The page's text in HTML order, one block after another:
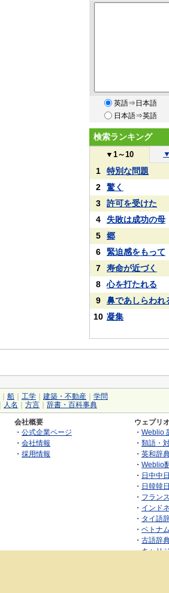
英語⇒日本語
日本語⇒英語
検索ランキング
▼ 1～10 ▼
1
特別な問題
2
驚く
3
許可を受けた
4
失敗は成功の母
5
郷
6
緊迫感をもって
7
寿命が近づく
8
心を打たれる
9
鼻であしらわれ
10 凝集
船 工学 建築・不動産
学問
人名 方言 辞書・百科事典
会社概要
・ 公式企業ページ
・ 会社情報
・ 採用情報
ウェブリ
・ Weblio
・ 類語・
・ 英和辞
・ Weblio
・ 日中中
・ 日韓韓
・ フラン
・ インド
・ タイ語
・ ベトナ
・ 古語辞
・キャリ